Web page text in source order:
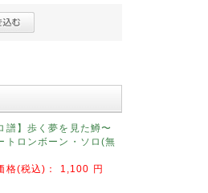
譜】歩く夢を見た鱒〜
トロンボーン・ソロ(無
格(税込)：
1,100 円